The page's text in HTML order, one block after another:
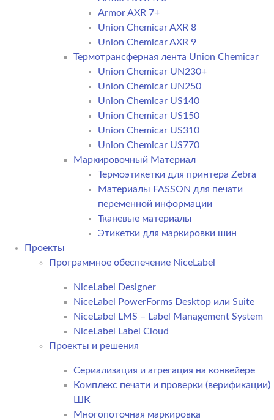
Armor AXR 7+
Union Chemicar AXR 8
Union Chemicar AXR 9
Термотрансферная лента Union Chemicar
Union Chemicar UN230+
Union Chemicar UN250
Union Chemicar US140
Union Chemicar US150
Union Chemicar US310
Union Chemicar US770
Маркировочный Материал
Термоэтикетки для принтера Zebra
Материалы FASSON для печати
переменной информации
Тканевые материалы
Этикетки для маркировки шин
Проекты
Программное обеспечение NiceLabel
NiceLabel Designer
NiceLabel PowerForms Desktop или Suite
NiceLabel LMS – Label Management System
NiceLabel Label Cloud
Проекты и решения
Сериализация и агрегация на конвейере
Комплекс печати и проверки (верификации)
ШК
Многопоточная маркировка